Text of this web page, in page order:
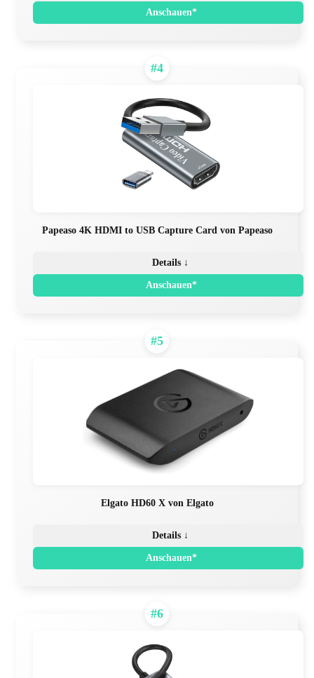
Anschauen*
#4
Papeaso 4K HDMI to USB Capture Card von Papeaso
Details ↓
Anschauen*
#5
Elgato HD60 X von Elgato
Details ↓
Anschauen*
#6